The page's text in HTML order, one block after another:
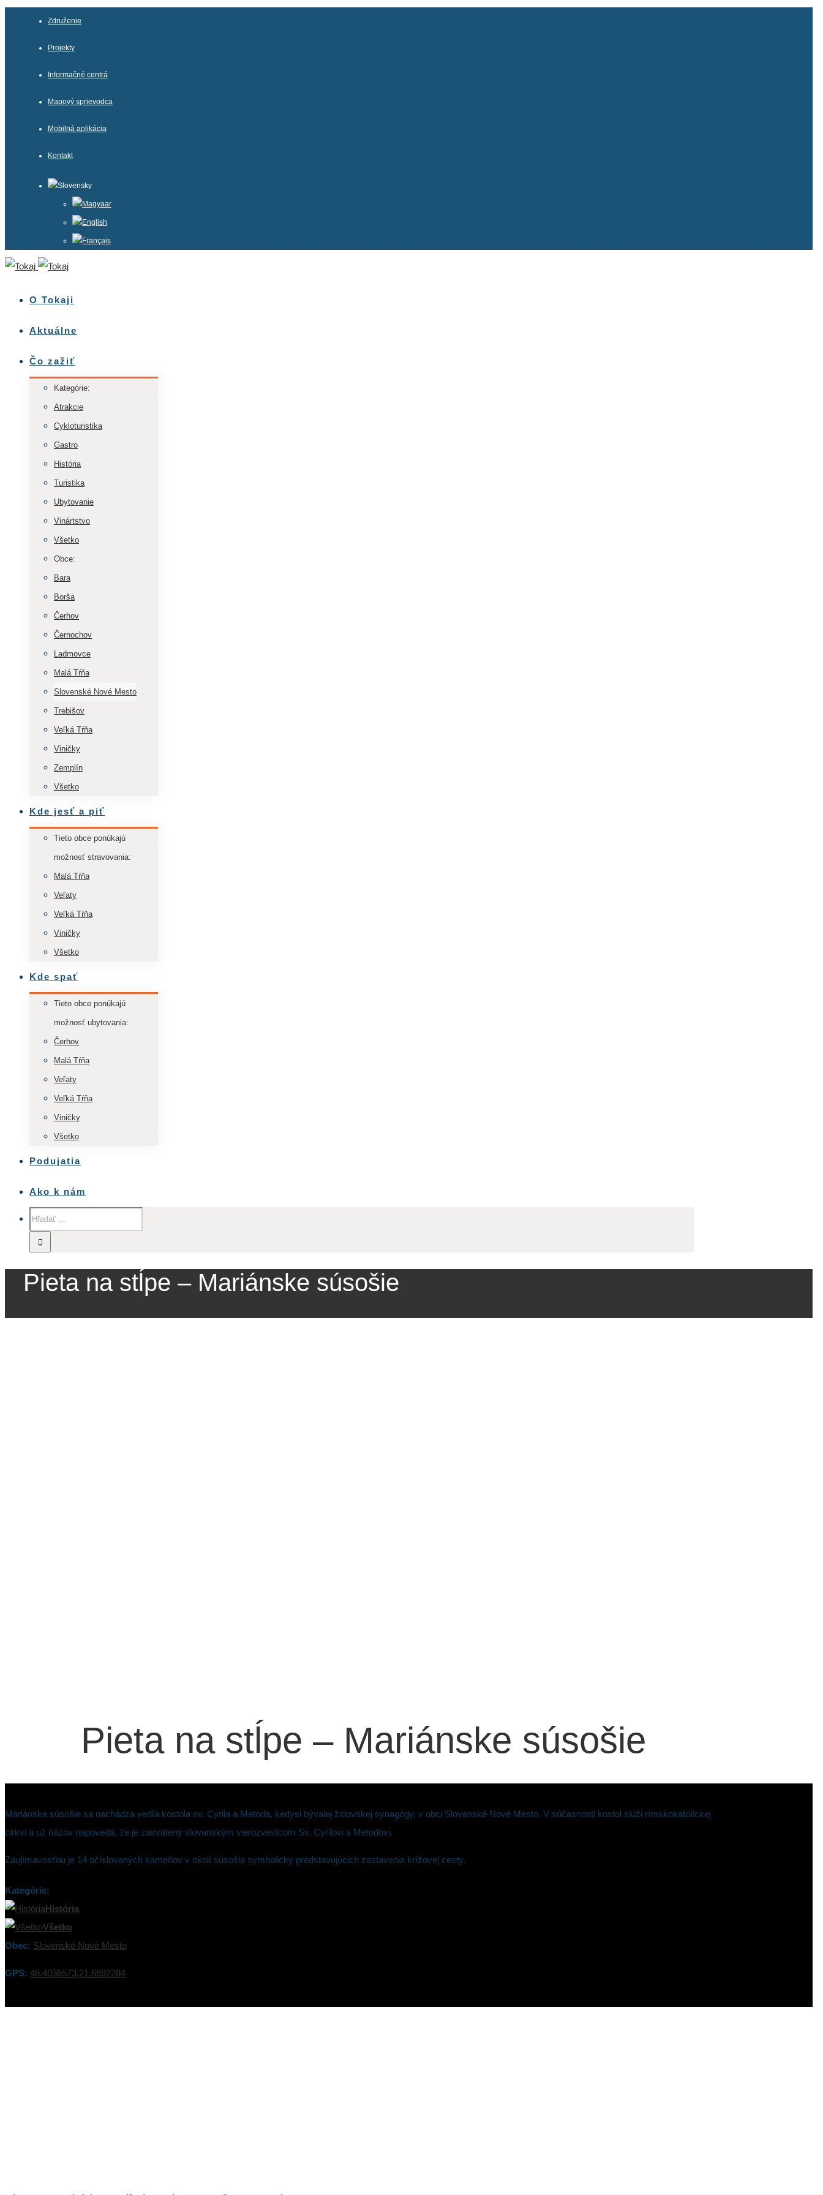
Združenie
Projekty
Informačné centrá
Mapový sprievodca
Mobilná aplikácia
Kontakt
Slovensky
Magyaar
English
Français
O Tokaji
Aktuálne
Čo zažiť
Kategórie:
Atrakcie
Cykloturistika
Gastro
História
Turistika
Ubytovanie
Vinártstvo
Všetko
Obce:
Bara
Borša
Čerhov
Černochov
Ladmovce
Malá Tŕňa
Slovenské Nové Mesto
Trebišov
Veľká Tŕňa
Viničky
Zemplín
Všetko
Kde jesť a piť
Tieto obce ponúkajú
možnosť stravovania:
Malá Tŕňa
Veľaty
Veľká Tŕňa
Viničky
Všetko
Kde spať
Tieto obce ponúkajú
možnosť ubytovania:
Čerhov
Malá Tŕňa
Veľaty
Veľká Tŕňa
Viničky
Všetko
Podujatia
Ako k nám
Pieta na stĺpe – Mariánske súsošie
Pieta na stĺpe – Mariánske súsošie
Mariánske súsošie sa nachádza vedľa kostola sv. Cyrila a Metoda, kedysi bývalej židovskej synagógy, v obci Slovenské Nové Mesto. V súčasnosti kostol slúži rímskokatolíckej
cirkvi a už názov napovedá, že je zasvätený slovanským vierozvestcom Sv. Cyrilovi a Metodovi.
Zaujímavosťou je 14 očíslovaných kameňov v okolí súsošia symbolicky predstavujúcich zastavenia krížovej cesty.
Kategórie:
História
Všetko
Obec: Slovenské Nové Mesto
GPS: 48.4036573,21.6692284